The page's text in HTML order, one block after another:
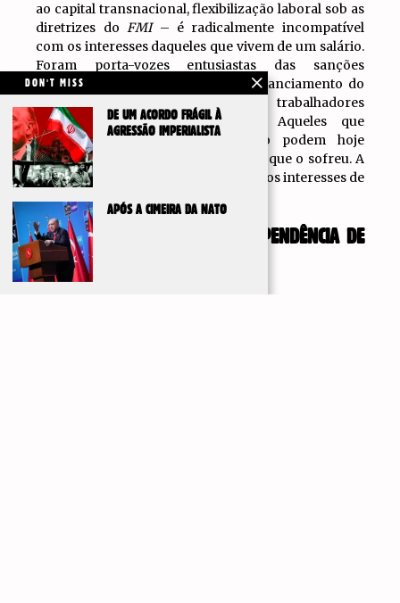
ao capital transnacional, flexibilização laboral sob as
diretrizes doFMI– é radicalmente incompatível
com os interesses daqueles que vivem de um salário.
Foram porta-vozes entusiastas das sanções
internacionais que devastaram o financiamento do
Estado e, com ele, o salário dos trabalhadores
públicos e os serviços sociais. Aqueles que
impulsionaram esse bloqueio não podem hoje
apresentar-se como aliados do povo que o sofreu. A
oposição patronal tem os seus próprios interesses de
UNIDADE, MOBILIZAÇÃO E INDEPENDÊNCIA DE
CLASSE
DON'T MISS
DE UM ACORDO FRÁGIL À
AGRESSÃO IMPERIALISTA
APÓS A CIMEIRA DA NATO